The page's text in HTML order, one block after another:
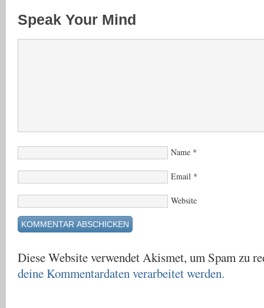
Speak Your Mind
Name *
Email *
Website
Diese Website verwendet Akismet, um Spam zu
deine Kommentardaten verarbeitet werden.